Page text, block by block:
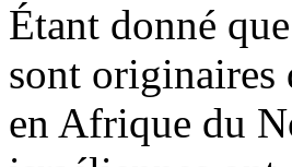
Étant donné
sont
en Afrique du